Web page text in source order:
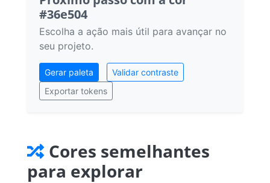
#36e504
Escolha a ação mais útil para avançar no
seu projeto.
Gerar paleta
Validar contraste
Exportar tokens
Cores semelhantes
para explorar